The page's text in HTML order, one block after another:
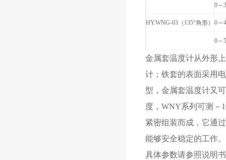
0～
HY.WNG-03（135°角形） 0～
0～
金属套温度计从外形
计；铁套的表面采用
型，金属套温度计又
度，WNY系列可测－
紧密组装而成，它通
能够安全稳定的工作
具体参数请参照说明书